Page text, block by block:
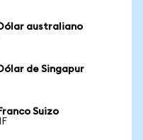
australiano
de Singapur
Suizo